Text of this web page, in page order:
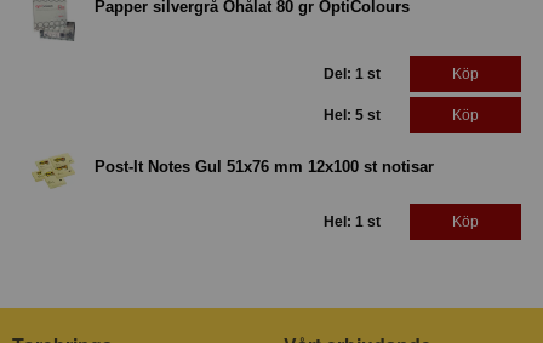
Papper silvergrå Ohålat 80 gr OptiColours
Del: 1 st Köp
Hel: 5 st Köp
Post-It Notes Gul 51x76 mm 12x100 st notisar
Hel: 1 st Köp